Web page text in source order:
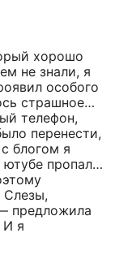
хорошо
не знали, я
особого
страшное…
телефон,
перенести,
блогом я
ютубе пропал…
Слезы,
предложила
И я